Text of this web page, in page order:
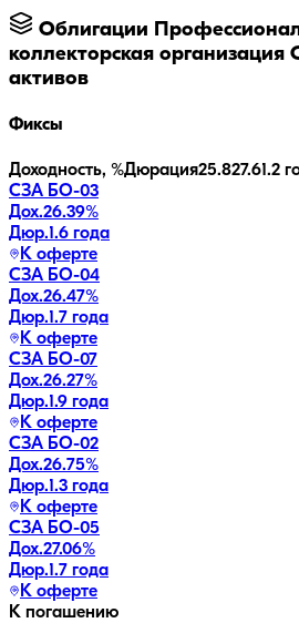
Облигации
коллекторская
активов
Фиксы
Доходность, %Дюрация25.827.61.2
СЗА БО-03
Дох.26.39%
Дюр.1.6 года
К оферте
СЗА БО-04
Дох.26.47%
Дюр.1.7 года
К оферте
СЗА БО-07
Дох.26.27%
Дюр.1.9 года
К оферте
СЗА БО-02
Дох.26.75%
Дюр.1.3 года
К оферте
СЗА БО-05
Дох.27.06%
Дюр.1.7 года
К оферте
К погашению